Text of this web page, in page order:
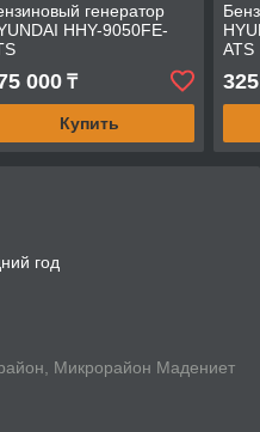
генератор
HHY-9050FE-
000₸
Купить
ATS
год
Микрорайон Мадениет